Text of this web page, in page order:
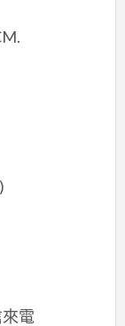
電